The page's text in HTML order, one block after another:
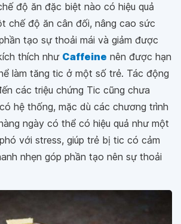
độ ăn đặc biệt nào có hiệu quả
chế độ ăn cân đối, nâng cao sức
tạo sự thoải mái và giảm được
thích như Caffeine nên được hạn
làm tăng tic ở một số trẻ. Tác động
các triệu chứng Tic cũng chưa
hệ thống, mặc dù các chương trình
ngày có thể có hiệu quả như một
với stress, giúp trẻ bị tic có cảm
nhẹn góp phần tạo nên sự thoải